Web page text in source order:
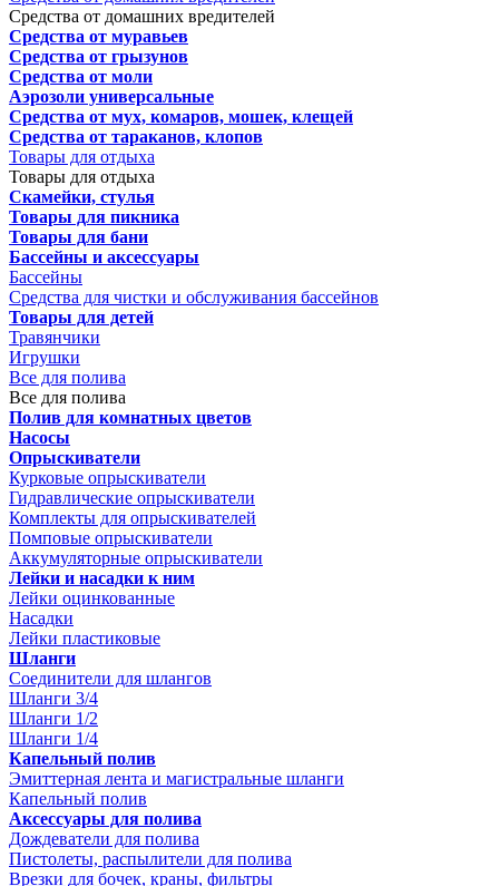
Средства от домашних вредителей
Средства от муравьев
Средства от грызунов
Средства от моли
Аэрозоли универсальные
Средства от мух, комаров, мошек, клещей
Средства от тараканов, клопов
Товары для отдыха
Товары для отдыха
Скамейки, стулья
Товары для пикника
Товары для бани
Бассейны и аксессуары
Бассейны
Средства для чистки и обслуживания бассейнов
Товары для детей
Травянчики
Игрушки
Все для полива
Все для полива
Полив для комнатных цветов
Насосы
Опрыскиватели
Курковые опрыскиватели
Гидравлические опрыскиватели
Комплекты для опрыскивателей
Помповые опрыскиватели
Аккумуляторные опрыскиватели
Лейки и насадки к ним
Лейки оцинкованные
Насадки
Лейки пластиковые
Шланги
Соединители для шлангов
Шланги 3/4
Шланги 1/2
Шланги 1/4
Капельный полив
Эмиттерная лента и магистральные шланги
Капельный полив
Аксессуары для полива
Дождеватели для полива
Пистолеты, распылители для полива
Врезки для бочек, краны, фильтры